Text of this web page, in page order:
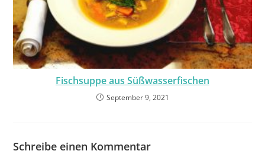
Fischsuppe aus Süßwasserfischen
September 9, 2021
Schreibe einen Kommentar